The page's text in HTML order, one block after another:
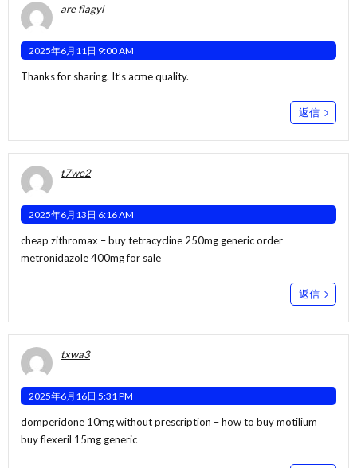
are flagyl
2025年6月11日 9:00 AM
Thanks for sharing. It’s acme quality.
返信
t7we2
2025年6月13日 6:16 AM
cheap zithromax –buy tetracycline 250mg genericorder
metronidazole 400mg for sale
返信
txwa3
2025年6月16日 5:31 PM
domperidone 10mg without prescription –how to buy motilium
buy flexeril 15mg generic